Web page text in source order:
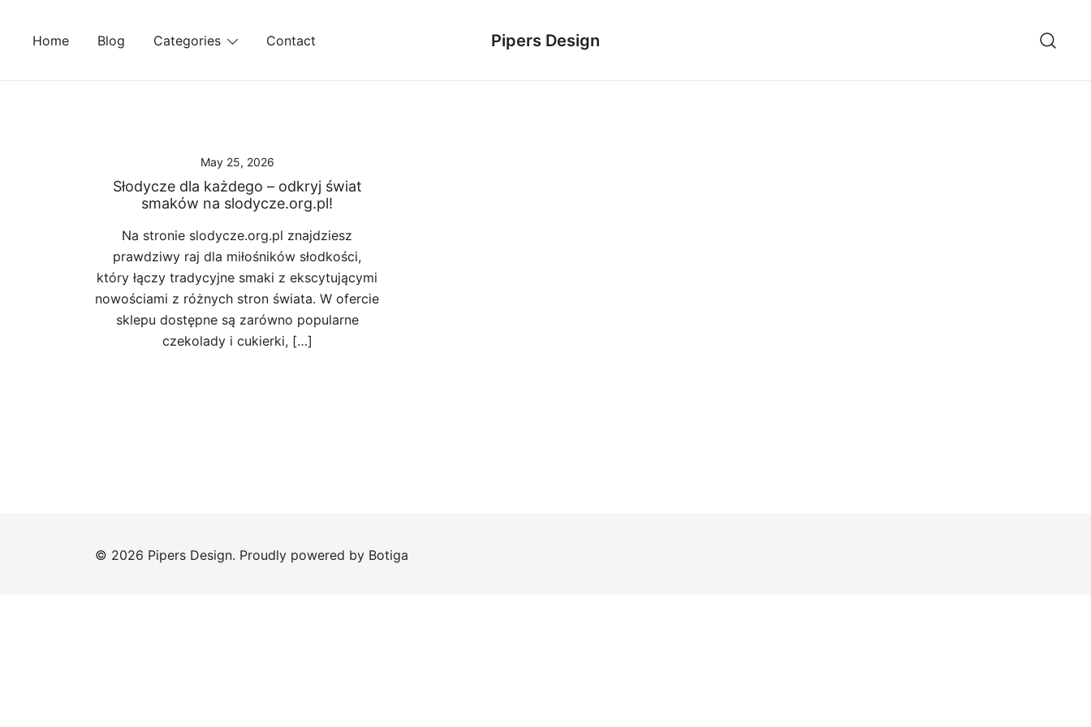
Home Blog Categories Contact Pipers Design
May 25, 2026
Słodycze dla każdego – odkryj świat
smaków na slodycze.org.pl!
Na stronie slodycze.org.pl znajdziesz
prawdziwy raj dla miłośników słodkości,
który łączy tradycyjne smaki z ekscytującymi
nowościami z różnych stron świata. W ofercie
sklepu dostępne są zarówno popularne
czekolady i cukierki, […]
© 2026 Pipers Design. Proudly powered by Botiga